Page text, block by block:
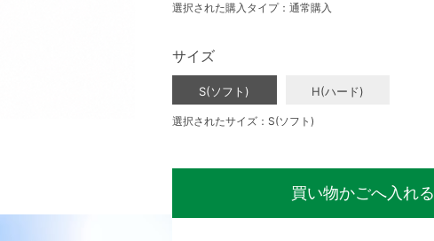
選択された購入タイプ：通常購入
サイズ
S(ソフト) H(ハード)
選択されたサイズ：S(ソフト)
買い物かごへ入れる